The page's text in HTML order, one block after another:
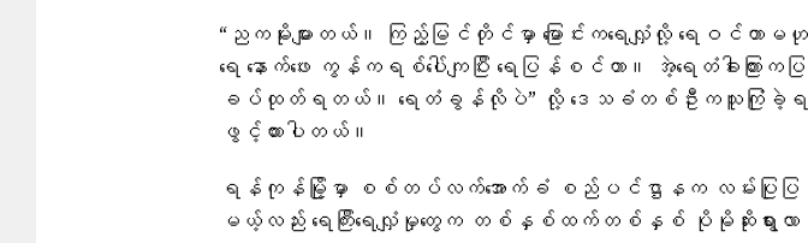
“ညကမိုးများတယ်။ ကြည့်မြင်တိုင်မှာ မြောင်းကရေလျှံလို့ ရေဝင်တာ
ရေ နောက်ဖေး ကွန်ကရစ်ပေါ်ကျပြီး ရေပြန်စင်တာ။ အဲ့ရေတံခါးကြား
ခပ်ထုတ်ရတယ်။ ရေတံခွန်လိုပဲ” လို့ ဒေသခံတစ်ဦးကသူကြုံခဲ့
ဖွင့်ထားပါတယ်။
ရန်ကုန်မြို့မှာ စစ်တပ်လက်အောက်ခံ စည်ပင်ဌာနက လမ်းပြုပြင်
မယ့်လည်း ရေကြီးရေလျှံမှုတွေက တစ်နှစ်ထက်တစ်နှစ် ပိုမိုဆိုးရွားလာ